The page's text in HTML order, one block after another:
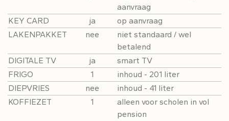
aanvraag
KEY CARD
ja
op aanvraag
LAKENPAKKET
nee
niet standaard / wel
betalend
DIGITALE TV
ja
smart TV
FRIGO
1
inhoud - 201 liter
DIEPVRIES
nee
inhoud - 41 liter
KOFFIEZET
1
alleen voor scholen in vol
pension